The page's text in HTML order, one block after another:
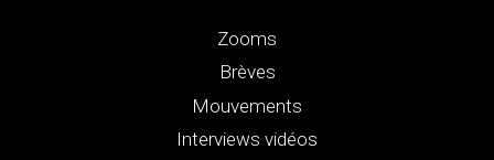
Zooms
Brèves
Mouvements
Interviews vidéos